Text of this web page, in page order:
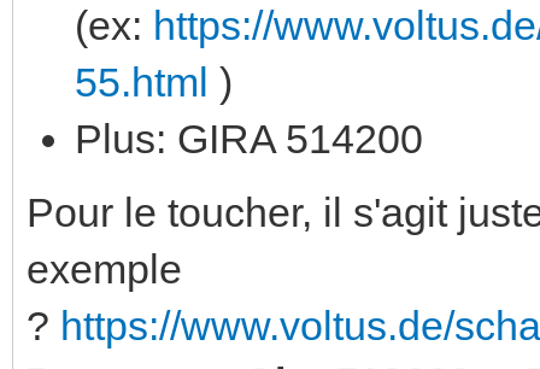
(ex: https://
55.html )
Plus: GIRA 514200
Pour le toucher, il s'agit
exemple
? https://www.voltus.de/